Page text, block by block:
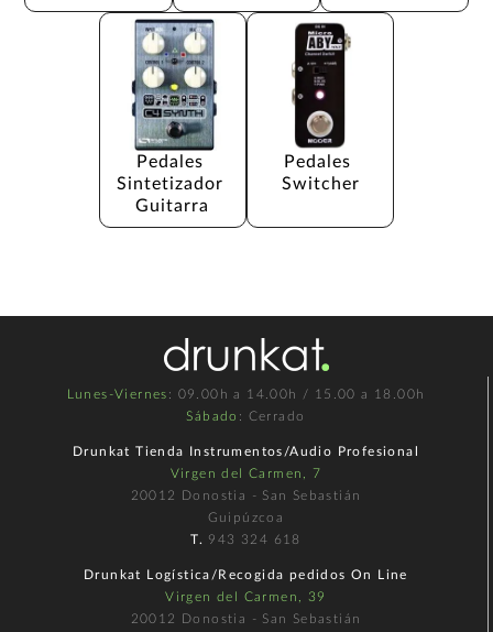
Pedales
Sintetizador
Guitarra
Pedales
Switcher
Lunes-Viernes : 09.00h a 14.00h / 15.00 a 18.00h
Sábado : Cerrado
Drunkat Tienda Instrumentos/Audio Profesional
Virgen del Carmen, 7
20012 Donostia - San Sebastián
Guipúzcoa
T. 943 324 618
Drunkat Logística/Recogida pedidos On Line
Virgen del Carmen, 39
20012 Donostia - San Sebastián